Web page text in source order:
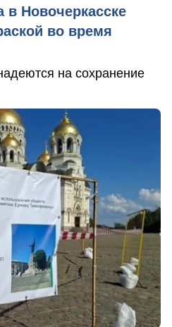
в Новочеркасске
во время
на сохранение